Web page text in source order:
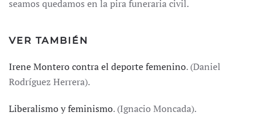
seamos quedamos en la pira funeraria civil.
VER TAMBIÉN
Irene Montero contra el deporte femenino. (Daniel
Rodríguez Herrera).
Liberalismo y feminismo. (Ignacio Moncada).